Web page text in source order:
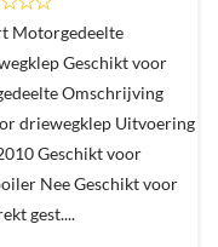
In
winkelmand
Motorgedeelte
Geschikt voor
Omschrijving
driewegklep Uitvoering
Geschikt voor
Nee Geschikt voor
gest....